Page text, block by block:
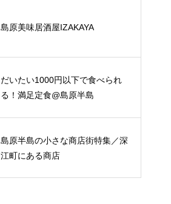
島原美味居酒屋IZAKAYA
だいたい1000円以下で食べられ
る！満足定食@島原半島
島原半島の小さな商店街特集／深
江町にある商店